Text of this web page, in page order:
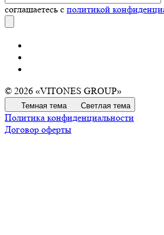
соглашаетесь с политикой
© 2026 «VITONES GROUP»
Темная тема Светлая тема
Политика конфиденциальности
Договор оферты